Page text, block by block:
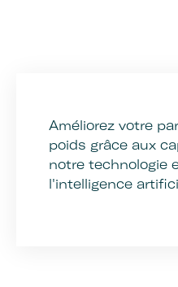
Améliorez votre
poids grâce aux
notre technologie
l'intelligence